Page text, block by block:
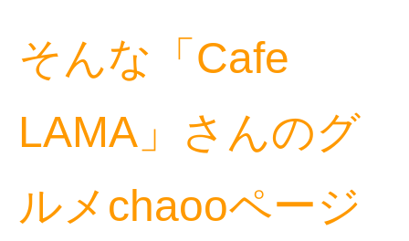
そんな「Cafe
LAMA」さんのグ
ルメchaooページ